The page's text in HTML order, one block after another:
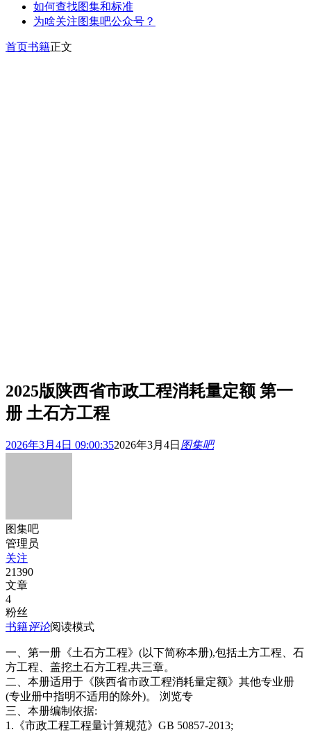
如何查找图集和标准
为啥关注图集吧公众号？
首页书籍正文
2025版陕西省市政工程消耗量定额 第一
册 土石方工程
2026年3月4日 09:00:352026年3月4日 图集吧
图集吧
管理员
关注
21390
文章
4
粉丝
书籍评论阅读模式
一、第一册《土石方工程》(以下简称本册),包括土方工程、石
方工程、盖挖土石方工程,共三章。
二、本册适用于《陕西省市政工程消耗量定额》其他专业册
(专业册中指明不适用的除外)。 浏览专
三、本册编制依据:
1.《市政工程工程量计算规范》GB 50857-2013;